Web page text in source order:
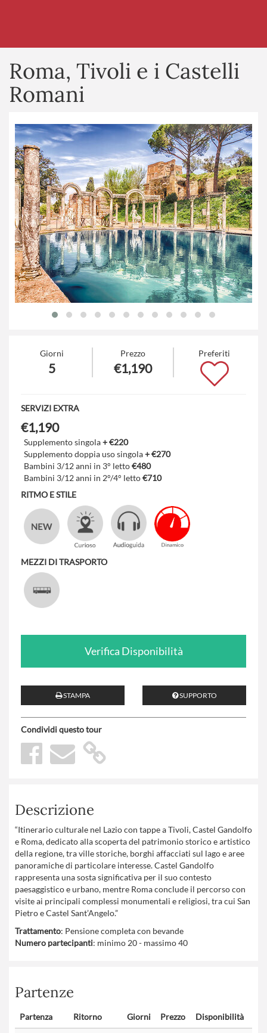
Roma, Tivoli e i Castelli
Romani
Giorni
5
Prezzo
€1,190
Preferiti
SERVIZI EXTRA
€1,190
Supplemento singola+ €220
Supplemento doppia uso singola+ €270
Bambini 3/12 anni in 3° letto€480
Bambini 3/12 anni in 2°/4° letto€710
RITMO E STILE
MEZZI DI TRASPORTO
Verifica Disponibilità
STAMPA SUPPORTO
Condividi questo tour
Descrizione
“Itinerario culturale nel Lazio con tappe a Tivoli, Castel Gandolfo
e Roma, dedicato alla scoperta del patrimonio storico e artistico
della regione, tra ville storiche, borghi affacciati sul lago e aree
panoramiche di particolare interesse. Castel Gandolfo
rappresenta una sosta significativa per il suo contesto
paesaggistico e urbano, mentre Roma conclude il percorso con
visite ai principali complessi monumentali e religiosi, tra cui San
Pietro e Castel Sant’Angelo.”
Trattamento: Pensione completa con bevande
Numero partecipanti: minimo 20 - massimo 40
Partenze
Partenza Ritorno Giorni Prezzo Disponibilità